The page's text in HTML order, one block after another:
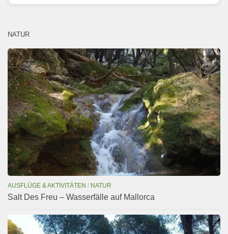
NATUR
AUSFLÜGE & AKTIVITÄTEN / NATUR
Salt Des Freu – Wasserfälle auf Mallorca